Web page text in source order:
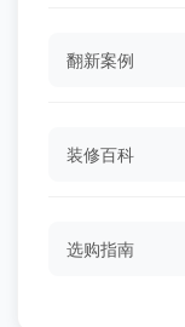
翻新案例
装修百科
选购指南